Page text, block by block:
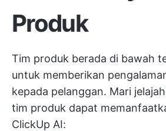
Produk
Tim produk berada di bawah
untuk memberikan
kepada pelanggan. Mari
tim produk dapat
ClickUp AI: